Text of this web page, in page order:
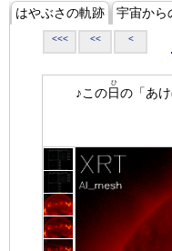
はやぶさの軌跡 宇宙から
<<< << <
♪この日
ひ
の「あけ